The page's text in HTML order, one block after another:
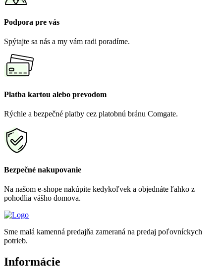
Podpora pre vás
Spýtajte sa nás a my vám radi poradíme.
Platba kartou alebo prevodom
Rýchle a bezpečné platby cez platobnú bránu Comgate.
Bezpečné nakupovanie
Na našom e-shope nakúpite kedykoľvek a objednáte ľahko z
pohodlia vášho domova.
Sme malá kamenná predajňa zameraná na predaj poľovníckych
potrieb.
Informácie